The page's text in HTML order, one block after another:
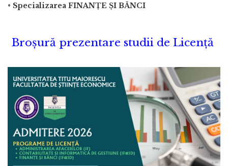
• Specializarea FINANŢE ŞI BĂNCI
Broșură prezentare studii de Licență